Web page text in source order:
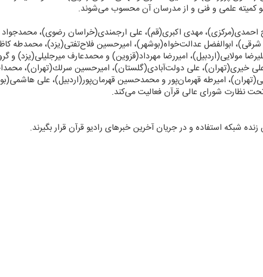
كمیته علمی و فنی و از مدرسان آن محسوب می‌شوند.
شامل گروه عصر متشكل از صالح احمدی(مركزی)، مهدی اكبری(قم)، علی ارجمندی(خراسان رضوی)،
ابوالفضل عدالت‌خواه(بوشهر)، امیرحسین فلاح‌تفتی(یزد)، محمدطه
مولایی(اردبیل)، امیررضا مهرداد(قزوین) و محمدعارف میرجلیلی(یزد) و
خیری(تهران)، علی دولت‌آبادی(گلستان)، امیرحسین سرلك(تهران)،
امیرطه قهرمان‌پور و محمدحسین قهرمان‌پور(اردبیل)، علی
نظارت شورای عالی قرآن فعالیت می‌كند.